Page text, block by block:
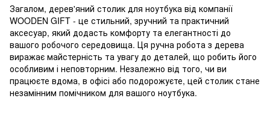
Загалом, дерев'яний столик для ноутбука від компанії
WOODEN GIFT - це стильний, зручний та практичний
аксесуар, який додасть комфорту та елегантності до
вашого робочого середовища. Ця ручна робота з дерева
виражає майстерність та увагу до деталей, що робить його
особливим і неповторним. Незалежно від того, чи ви
працюєте вдома, в офісі або подорожуєте, цей столик стане
незамінним помічником для вашого ноутбука.